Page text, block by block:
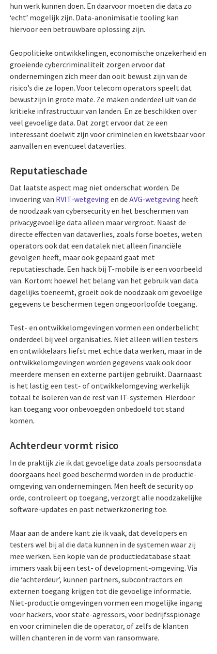
hun werk kunnen doen. En daarvoor moeten die data zo
‘echt’ mogelijk zijn. Data-anonimisatie tooling kan
hiervoor een betrouwbare oplossing zijn.
Geopolitieke ontwikkelingen, economische onzekerheid en
groeiende cybercriminaliteit zorgen ervoor dat
ondernemingen zich meer dan ooit bewust zijn van de
risico’s die ze lopen. Voor telecom operators speelt dat
bewustzijn in grote mate. Ze maken onderdeel uit van de
kritieke infrastructuur van landen. En ze beschikken over
veel gevoelige data. Dat zorgt ervoor dat ze een
interessant doelwit zijn voor criminelen en kwetsbaar voor
aanvallen en eventueel dataverlies.
Reputatieschade
Dat laatste aspect mag niet onderschat worden. De
invoering van RVIT-wetgeving en de AVG-wetgeving heeft
de noodzaak van cybersecurity en het beschermen van
privacygevoelige data alleen maar vergroot. Naast de
directe effecten van dataverlies, zoals forse boetes, weten
operators ook dat een datalek niet alleen financiële
gevolgen heeft, maar ook gepaard gaat met
reputatieschade. Een hack bij T-mobile is er een voorbeeld
van. Kortom: hoewel het belang van het gebruik van data
dagelijks toeneemt, groeit ook de noodzaak om gevoelige
gegevens te beschermen tegen ongeoorloofde toegang.
Test- en ontwikkelomgevingen vormen een onderbelicht
onderdeel bij veel organisaties. Niet alleen willen testers
en ontwikkelaars liefst met echte data werken, maar in de
ontwikkelomgevingen worden gegevens vaak ook door
meerdere mensen en externe partijen gebruikt. Daarnaast
is het lastig een test- of ontwikkelomgeving werkelijk
totaal te isoleren van de rest van IT-systemen. Hierdoor
kan toegang voor onbevoegden onbedoeld tot stand
komen.
Achterdeur vormt risico
In de praktijk zie ik dat gevoelige data zoals persoonsdata
doorgaans heel goed beschermd worden in de productie-
omgeving van ondernemingen. Men heeft de security op
orde, controleert op toegang, verzorgt alle noodzakelijke
software-updates en past netwerkzonering toe.
Maar aan de andere kant zie ik vaak, dat developers en
testers wel bij al die data kunnen in de systemen waar zij
mee werken. Een kopie van de productiedatabase staat
immers vaak bij een test- of development-omgeving. Via
die ‘achterdeur’, kunnen partners, subcontractors en
externen toegang krijgen tot die gevoelige informatie.
Niet-productie omgevingen vormen een mogelijke ingang
voor hackers, voor state-agressors, voor bedrijfsspionage
en voor criminelen die de operator, of zelfs de klanten
willen chanteren in de vorm van ransomware.